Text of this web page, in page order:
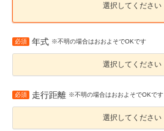
選択してください
必須 年式 ※不明の場合はおおよそでOKです
選択してください
必須 走行距離 ※不明の場合はおおよそでOKです
選択してください